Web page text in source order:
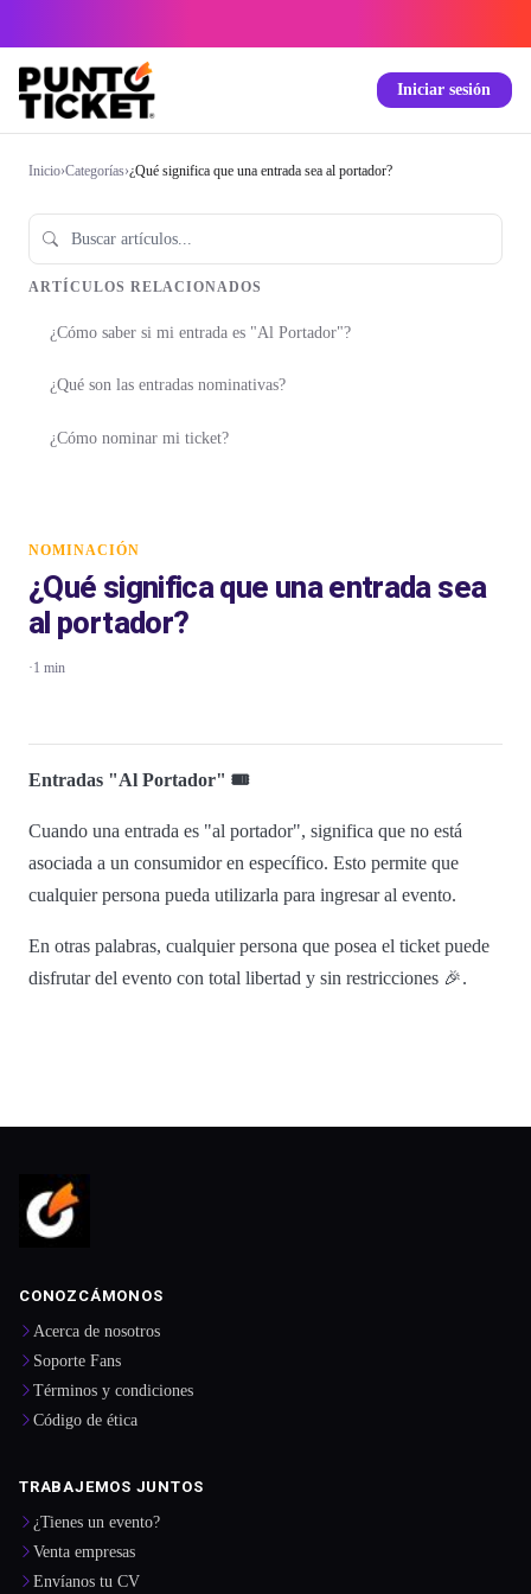
Iniciar sesión
Inicio›Categorías›¿Qué significa que una entrada sea al portador?
ARTÍCULOS RELACIONADOS
¿Cómo saber si mi entrada es "Al Portador"?
¿Qué son las entradas nominativas?
¿Cómo nominar mi ticket?
NOMINACIÓN
¿Qué significa que una entrada sea
al portador?
·1 min
Entradas "Al Portador" 🎟️
Cuando una entrada es "al portador", significa que no está
asociada a un consumidor en específico. Esto permite que
cualquier persona pueda utilizarla para ingresar al evento.
En otras palabras, cualquier persona que posea el ticket puede
disfrutar del evento con total libertad y sin restricciones 🎉.
CONOZCÁMONOS
Acerca de nosotros
Soporte Fans
Términos y condiciones
Código de ética
TRABAJEMOS JUNTOS
¿Tienes un evento?
Venta empresas
Envíanos tu CV